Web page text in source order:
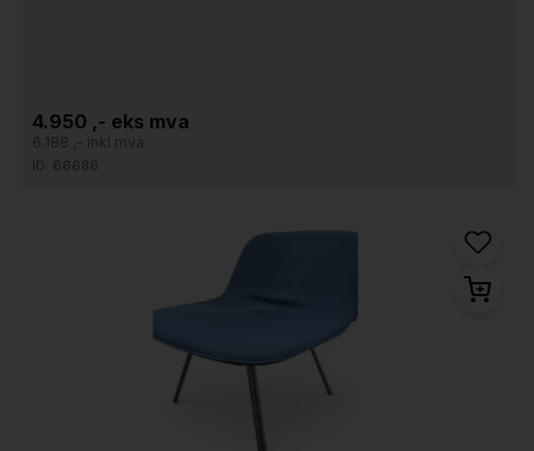
4.950 ,- eks mva
6.188 ,- inkl mva
ID: 66686